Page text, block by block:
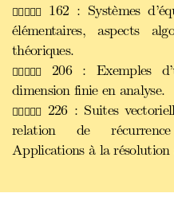
162 : Systèmes
élémentaires, aspects
théoriques.
206 : Exemples
dimension finie en analyse.
226 : Suites
relation de
Applications à la résolution